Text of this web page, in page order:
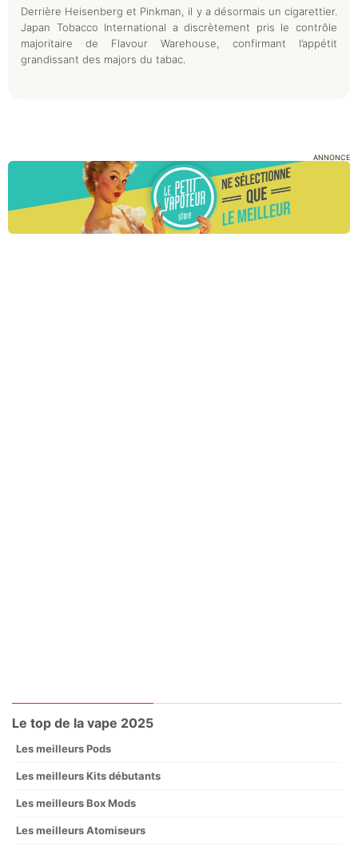
Derrière Heisenberg et Pinkman, il y a désormais un cigarettier.
Japan Tobacco International a discrètement pris le contrôle
majoritaire de Flavour Warehouse, confirmant l’appétit
grandissant des majors du tabac.
ANNONCE
Le top de la vape 2025
Les meilleurs Pods
Les meilleurs Kits débutants
Les meilleurs Box Mods
Les meilleurs Atomiseurs